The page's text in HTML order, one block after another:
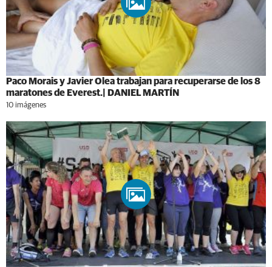
Paco Morais y Javier Olea trabajan para recuperarse de los 8
maratones de Everest.| DANIEL MARTÍN
10 imágenes